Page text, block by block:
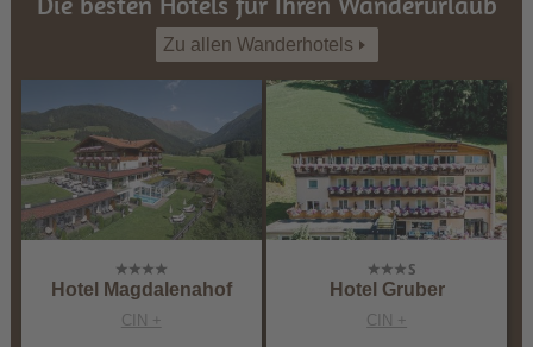
Zu allen Wanderhotels
Hotel Magdalenahof
CIN +
Hotel Gruber
CIN +